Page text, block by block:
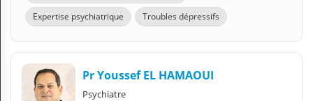
Expertise psychiatrique Troubles dépressifs
Pr Youssef EL HAMAOUI
Psychiatre